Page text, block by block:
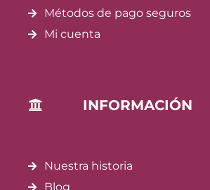
Métodos de pago seguros
Mi cuenta
INFORMACIÓN
Nuestra historia
Blog